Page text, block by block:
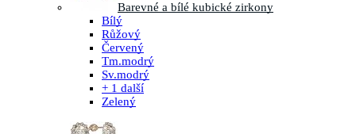
Barevné a bílé kubické zirkony
Bílý
Růžový
Červený
Tm.modrý
Sv.modrý
+ 1 další
Zelený